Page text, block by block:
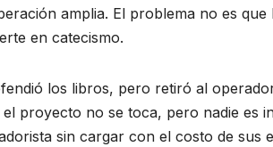
amplia. El problema no es
en catecismo.
los libros, pero retiró al
proyecto no se toca, pero nadie es
sin cargar con el costo de sus